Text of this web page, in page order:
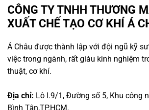
CÔNG TY TNHH THƯƠNG
XUẤT CHẾ TẠO CƠ KHÍ Á
Á Châu được thành lập với đội ngũ kỹ
việc trong ngành, rất giàu kinh nghiệm
thuật, cơ khí.
Địa chỉ: Lô I.9/1, Đường số 5, Khu công
Bình Tân,TP.HCM.